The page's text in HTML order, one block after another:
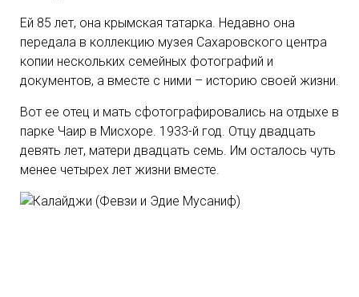
Ей 85 лет, она крымская татарка. Недавно она
передала в коллекцию музея Сахаровского центра
копии нескольких семейных фотографий и
документов, а вместе с ними – историю своей жизни.
Вот ее отец и мать сфотографировались на отдыхе в
парке Чаир в Мисхоре. 1933-й год. Отцу двадцать
девять лет, матери двадцать семь. Им осталось чуть
менее четырех лет жизни вместе.